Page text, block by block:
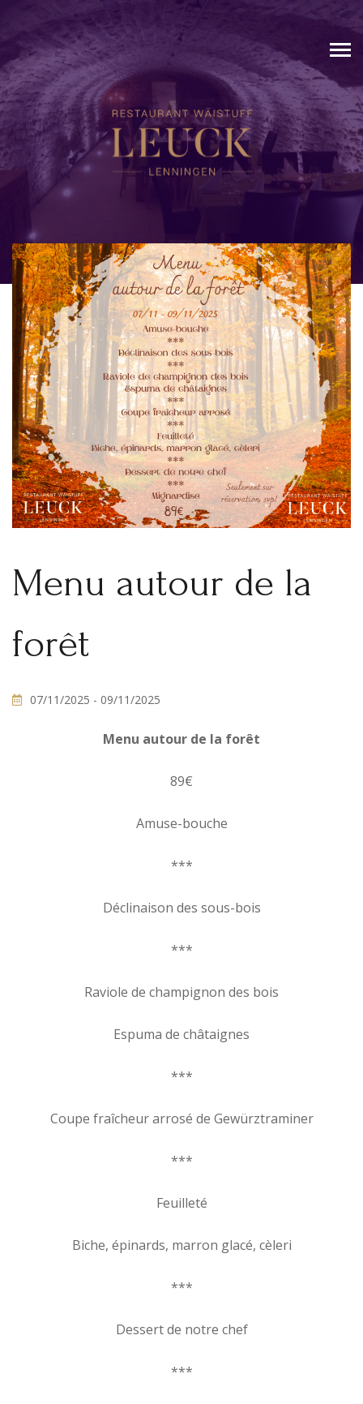
Menu autour de la
forêt
07/11/2025 - 09/11/2025
Menu autour de la forêt
89€
Amuse-bouche
***
Déclinaison des sous-bois
***
Raviole de champignon des bois
Espuma de châtaignes
***
Coupe fraîcheur arrosé de Gewürztraminer
***
Feuilleté
Biche, épinards, marron glacé, cèleri
***
Dessert de notre chef
***